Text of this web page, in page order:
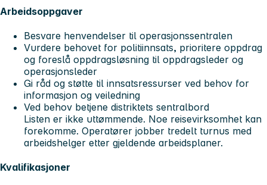
Arbeidsoppgaver
Besvare henvendelser til operasjonssentralen
Vurdere behovet for politiinnsats, prioritere oppdrag
og foreslå oppdragsløsning til oppdragsleder og
operasjonsleder
Gi råd og støtte til innsatsressurser ved behov for
informasjon og veiledning
Ved behov betjene distriktets sentralbord
Listen er ikke uttømmende. Noe reisevirksomhet kan
forekomme. Operatører jobber tredelt turnus med
arbeidshelger etter gjeldende arbeidsplaner.
Kvalifikasjoner